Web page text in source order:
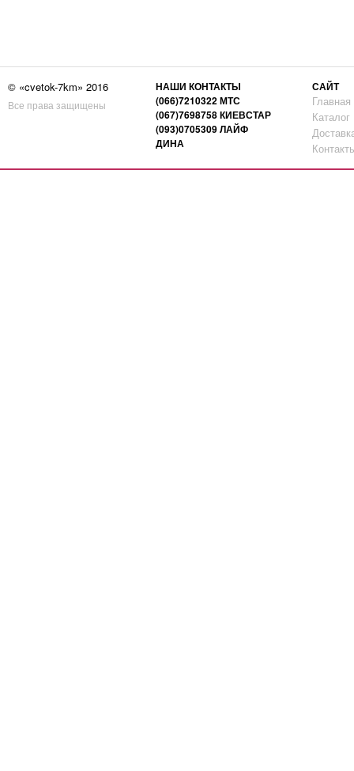
© «cvetok-7km» 2016
Все права защищены
НАШИ КОНТАКТЫ
(066)7210322 МТС
(067)7698758 КИЕВСТАР
(093)0705309 ЛАЙФ
ДИНА
САЙТ
Главная
Каталог